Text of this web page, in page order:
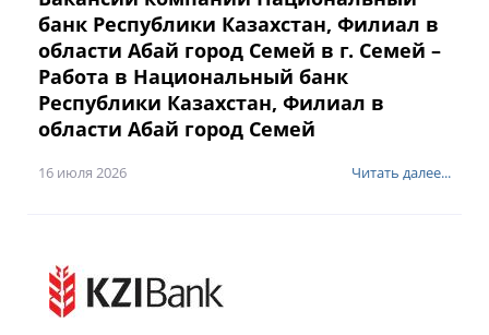
банк Республики Казахстан, Филиал в
области Абай город Семей в г. Семей –
Работа в Национальный банк
Республики Казахстан, Филиал в
области Абай город Семей
16 июля 2026 Читать далее...